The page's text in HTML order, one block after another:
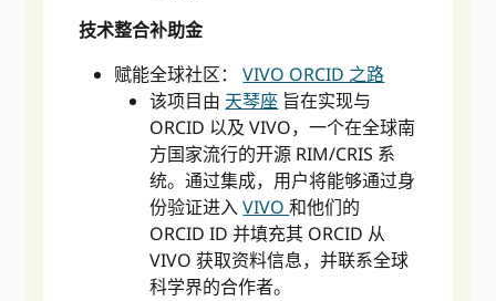
技术整合补助金
赋能全球社区：VIVO ORCID 之路
该项目由 天琴座 旨在实现与
ORCID 以及 VIVO，一个在全球南
方国家流行的开源 RIM/CRIS 系
统。通过集成，用户将能够通过身
份验证进入VIVO和他们的
ORCID ID 并填充其 ORCID 从
VIVO 获取资料信息，并联系全球
科学界的合作者。